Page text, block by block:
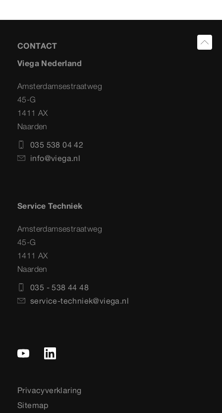
CONTACT
Viega Nederland
Amsterdamsestraatweg
45-G
1411 AX
Naarden
035 538 04 42
info@viega.nl
Service Techniek
Amsterdamsestraatweg
45-G
1411 AX
Naarden
035 - 538 44 48
service-techniek@viega.nl
Privacyverklaring
Sitemap